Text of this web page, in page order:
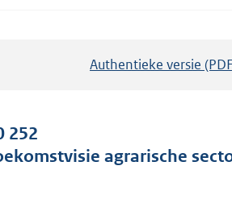
Authentieke versie
252
agrarische